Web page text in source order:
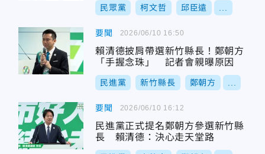
民眾黨 柯文哲 邱臣遠
要聞
賴清德披肩帶選新竹縣長！鄭朝方
「手握念珠」 記者會親曝原因
民進黨 新竹縣長 鄭朝方
2026/06/10 16:50
要聞
民進黨正式提名鄭朝方參選新竹縣
長 賴清德：決心走天堂路
2026/06/10 16:12